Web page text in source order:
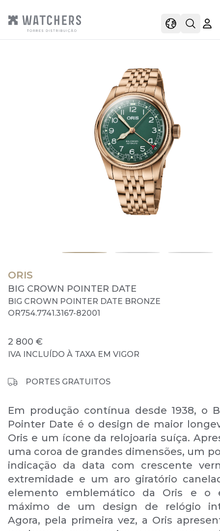
viewOpen
ORIS
BIG CROWN POINTER DATE
BIG CROWN POINTER DATE BRONZE
OR754.7741.3167-82001
2 800 €
IVA INCLUÍDO À TAXA EM VIGOR
PORTES GRATUITOS
Em produção contínua desde 1938, o
Pointer Date é o design de maior
Oris e um ícone da relojoaria suíça.
uma coroa de grandes dimensões, um
indicação da data com crescente
extremidade e um aro giratório
elemento emblemático da Oris e o
máximo de um design de relógio
Agora, pela primeira vez, a Oris